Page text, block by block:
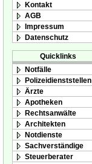
Kontakt
AGB
Impressum
Datenschutz
Quicklinks
Notfälle
Polizeidienststellen
Ärzte
Apotheken
Rechtsanwälte
Architekten
Notdienste
Sachverständige
Steuerberater